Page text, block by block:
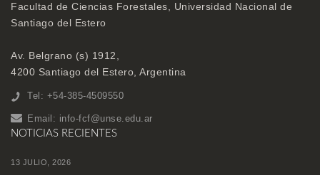
Facultad de Ciencias Forestales, Universidad Nacional de
Santiago del Estero
Av. Belgrano (s) 1912,
4200 Santiago del Estero, Argentina
Tel: +54-385-4509550
Email: info-fcf@unse.edu.ar
NOTICIAS RECIENTES
13 JULIO, 2026